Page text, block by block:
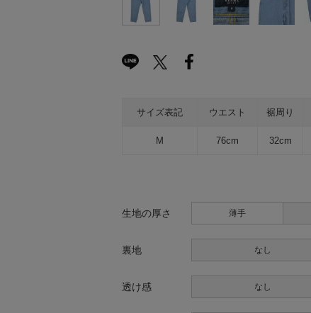
サイズ表記 ウエスト 裾周り
M 76cm 32cm
生地の厚さ 薄手
裏地 なし
透け感 なし